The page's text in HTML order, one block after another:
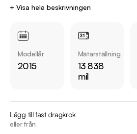
R-Design, Volvo on Call,
Sportstolar, Välservad och mycket mer!
Jämför denna bil med någon av våra
https://www.riddermarkbil.se/kopa-
Vid blandadkörning är förbrukning
+ Visa hela beskrivningen
Modellår
2015
Mätarställning
13 838
mil
Lägg till fast dragkrok
eller från